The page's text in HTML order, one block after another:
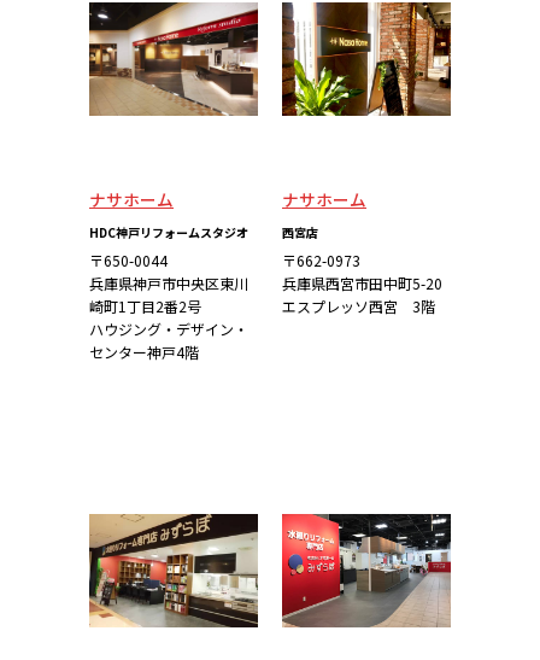
ナサホーム
HDC神戸リフォームスタジオ
〒650-0044
兵庫県神戸市中央区東川
崎町1丁目2番2号
ハウジング・デザイン・
センター神戸4階
ナサホーム
西宮店
〒662-0973
兵庫県西宮市田中町5-20
エスプレッソ西宮 3階